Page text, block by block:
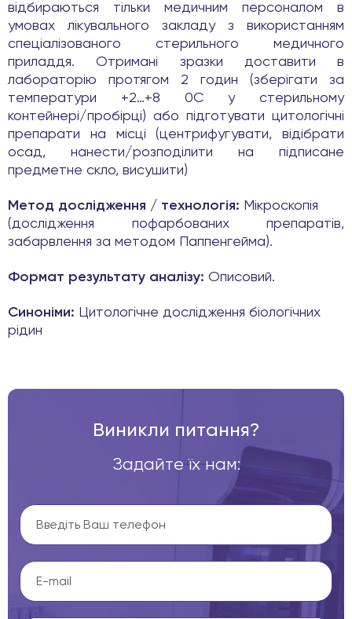
відбираються тільки медичним персоналом в
умовах лікувального закладу з використанням
спеціалізованого стерильного медичного
приладдя. Отримані зразки доставити в
лабораторію протягом 2 годин (зберігати за
температури +2…+8 0С у стерильному
контейнері/пробірці) або підготувати цитологічні
препарати на місці (центрифугувати, відібрати
осад, нанести/розподілити на підписане
предметне скло, висушити)
Метод дослідження / технологія: Мікроскопія
(дослідження пофарбованих препаратів,
забарвлення за методом Паппенгейма).
Формат результату аналізу: Описовий.
Синоніми: Цитологічне дослідження біологічних
рідин
Виникли питання?
Задайте їх нам: